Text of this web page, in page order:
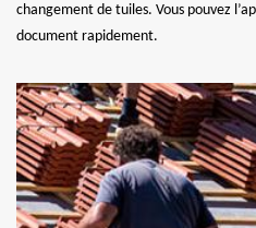
changement de tuiles. Vous pouvez
document rapidement.